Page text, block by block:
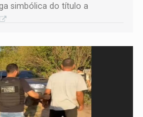
simbólica do título a